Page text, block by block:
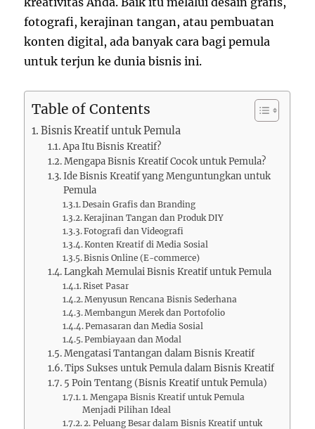
fotografi, kerajinan tangan, atau pembuatan
konten digital, ada banyak cara bagi pemula
untuk terjun ke dunia bisnis ini.
Table of Contents
Bisnis Kreatif untuk Pemula
Apa Itu Bisnis Kreatif?
Mengapa Bisnis Kreatif Cocok untuk Pemula?
Ide Bisnis Kreatif yang Menguntungkan untuk
Pemula
Desain Grafis dan Branding
Kerajinan Tangan dan Produk DIY
Fotografi dan Videografi
Konten Kreatif di Media Sosial
Bisnis Online (E-commerce)
Langkah Memulai Bisnis Kreatif untuk Pemula
Riset Pasar
Menyusun Rencana Bisnis Sederhana
Membangun Merek dan Portofolio
Pemasaran dan Media Sosial
Pembiayaan dan Modal
Mengatasi Tantangan dalam Bisnis Kreatif
Tips Sukses untuk Pemula dalam Bisnis Kreatif
5 Poin Tentang (Bisnis Kreatif untuk Pemula)
1. Mengapa Bisnis Kreatif untuk Pemula
Menjadi Pilihan Ideal
2. Peluang Besar dalam Bisnis Kreatif untuk